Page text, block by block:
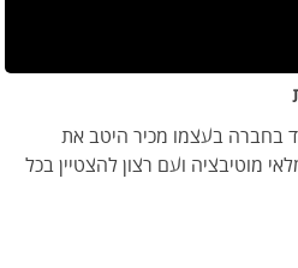
בחברה בעצמו מכיר היטב את
מוטיבציה ועם רצון להצטיין בכל